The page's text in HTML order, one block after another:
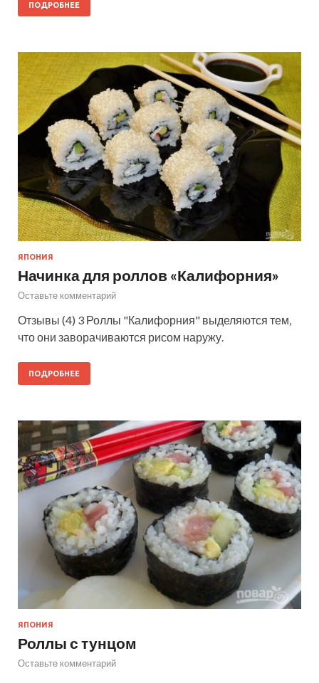
ПОДРОБНЕЕ
ЯПОНИЯ
Начинка для роллов «Калифорния»
Оставьте комментарий
Отзывы (4) 3 Роллы "Калифорния" выделяются тем,
что они заворачиваются рисом наружу.
ПОДРОБНЕЕ
ЯПОНИЯ
Роллы с тунцом
Оставьте комментарий